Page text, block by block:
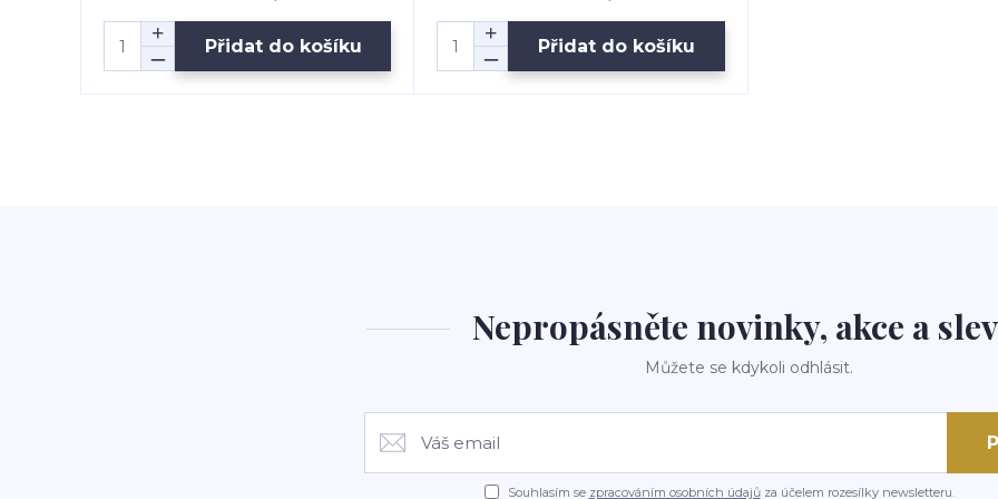
Přidat do košíku Přidat do košíku
Nepropásněte novinky, akce a
Můžete se kdykoli odhlásit.
Souhlasím se zpracováním osobních údajůza účelem rozesílky newsletteru.